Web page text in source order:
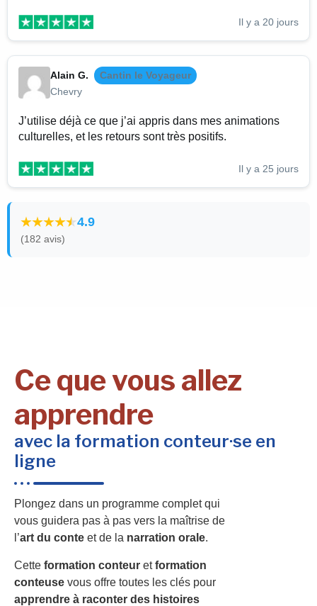
Il y a 20 jours
Alain G.
Cantin le Voyageur
Chevry
J’utilise déjà ce que j’ai appris dans mes animations
culturelles, et les retours sont très positifs.
Il y a 25 jours
4.9
(182 avis)
Ce que vous allez
apprendre
avec la formation conteur·se en
ligne
Plongez dans un programme complet qui
vous guidera pas à pas vers la maîtrise de
l’art du conte et de la narration orale.
Cette formation conteur etformation
conteuse vous offre toutes les clés pour
apprendre à raconter des histoires